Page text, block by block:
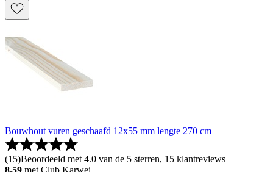
Bouwhout vuren geschaafd 12x55 mm lengte 270 cm
(15)Beoordeeld met 4.0 van de 5 sterren, 15 klantreviews